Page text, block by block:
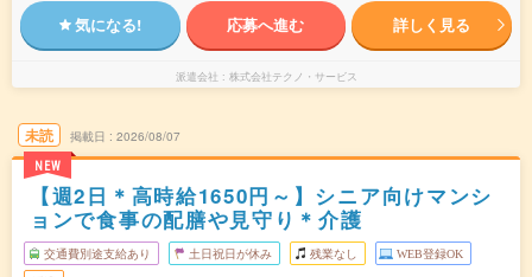
気になる! 応募へ進む 詳しく見る
派遣会社 株式会社テクノ・サービス
未読
NEW
掲載日 2026/08/07
【週2日＊高時給1650円～】シニア向けマンシ
ョンで食事の配膳や見守り＊介護
交通費別途支給あり 土日祝日が休み 残業なし WEB登録OK